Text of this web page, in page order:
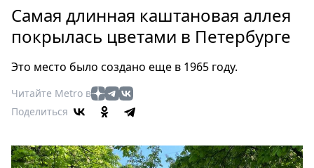
Россия
Мир
Еда
Туризм
Мода
Кино
Самая длинная каштановая аллея
покрылась цветами в Петербурге
Это место было создано еще в 1965 году.
Читайте Metro в
Поделиться